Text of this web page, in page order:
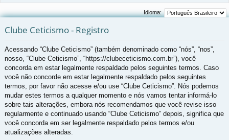
rá
os
ns
r
ra
s
Idioma:
Clube Ceticismo - Registro
Acessando “Clube Ceticismo” (também denominado como “nós”, “nos”,
nosso, “Clube Ceticismo”, “https://clubeceticismo.com.br”), você
concorda em estar legalmente respaldado pelos seguintes termos. Caso
você não concorde em estar legalmente respaldado pelos seguintes
termos, por favor não acesse e/ou use “Clube Ceticismo”. Nós podemos
mudar estes termos a qualquer momento e nós vamos tentar informá-lo
sobre tais alterações, embora nós recomendamos que você revise isso
regularmente e continuado usando “Clube Ceticismo” depois, significa que
você concorda em ser legalmente respaldado pelos termos e/ou
atualizações alteradas.